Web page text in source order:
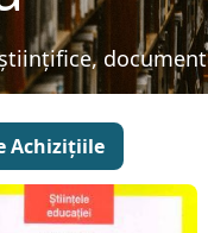
Achizițiile